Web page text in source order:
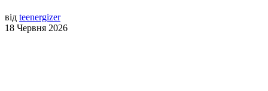
від teenergizer
18 Червня 2026